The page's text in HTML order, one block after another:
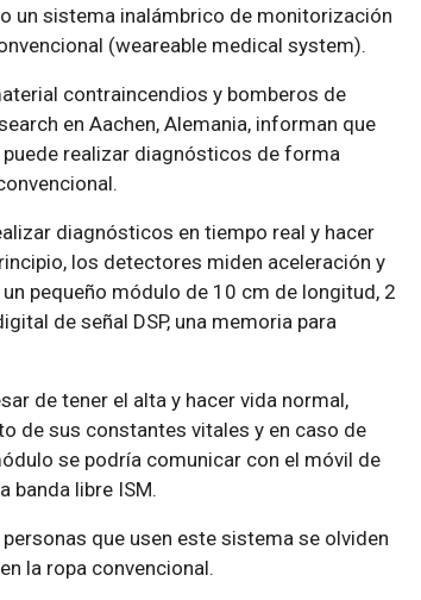
un sistema inalámbrico de monitorización
(weareable medical system).
contraincendios y bomberos de
en Aachen, Alemania, informan que
realizar diagnósticos de forma
diagnósticos en tiempo real y hacer
los detectores miden aceleración y
pequeño módulo de 10 cm de longitud, 2
de señal DSP, una memoria para
de tener el alta y hacer vida normal,
de sus constantes vitales y en caso de
se podría comunicar con el móvil de
banda libre ISM.
que usen este sistema se olviden
la ropa convencional.